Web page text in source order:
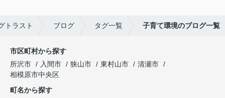
トラスト ブログ タグ一覧 子育て環境のブログ一覧
市区町村から探す
所沢市
入間市 狭山市 東村山市
清瀬市
相模原市中央区
町名から探す